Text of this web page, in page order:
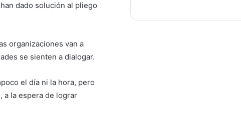
dado solución al pliego
organizaciones van a
se sienten a dialogar.
el día ni la hora, pero
a la espera de lograr